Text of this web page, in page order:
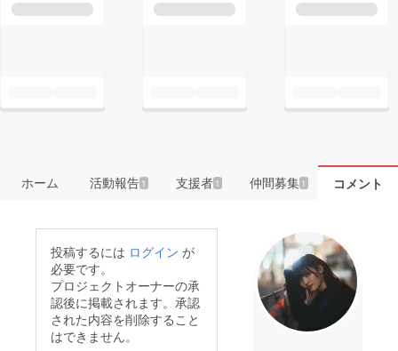
ホーム 活動報告1 支援者 1 仲間募集 1 コメント
投稿するには ログイン が
必要です。
プロジェクトオーナーの承
認後に掲載されます。承認
された内容を削除すること
はできません。